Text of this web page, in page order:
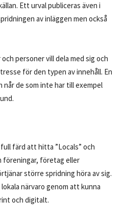
Ett urval publ­iceras även i
av inläggen men också
personer vill dela med sig och
för den typen av innehåll. En
de som inte har till exempel
färd att hitta ”Locals” och
föreningar, företag eller
större spridning höra av sig.
närvaro genom att kunna
och digitalt.